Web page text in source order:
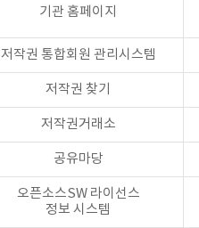
기관 홈페이지
저작권 통합회원 관리시스템
저작권 찾기
저작권거래소
공유마당
오픈소스SW 라이선스
정보 시스템